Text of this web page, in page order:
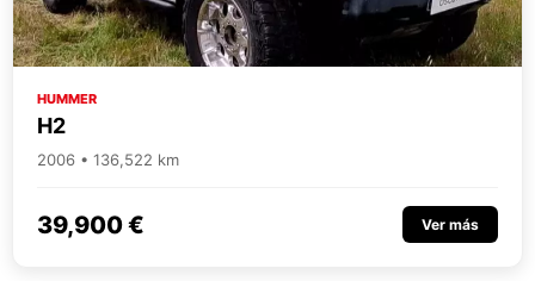
HUMMER
H2
2006 • 136,522 km
39,900 € Ver más